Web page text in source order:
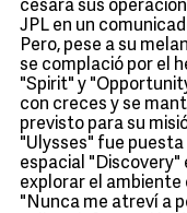
cesará sus
JPL en un
Pero, pese a su
se complació por el
"Spirit" y
con creces y se
previsto para su
"Ulysses" fue
espacial "Discovery"
explorar el ambiente
"Nunca me atreví a